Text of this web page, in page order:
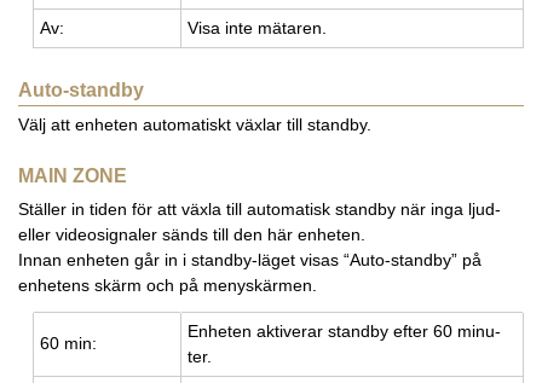
Av:
Visa inte mä­ta­ren.
Auto-standby
Välj att enheten automatiskt växlar till standby.
MAIN ZONE
Ställer in tiden för att växla till automatisk standby när inga ljud-
eller videosignaler sänds till den här enheten.
Innan enheten går in i standby-läget visas “Auto-standby” på
enhetens skärm och på menyskärmen.
60 min:
En­he­ten ak­ti­ve­rar stand­by efter 60 mi­nu­
ter.